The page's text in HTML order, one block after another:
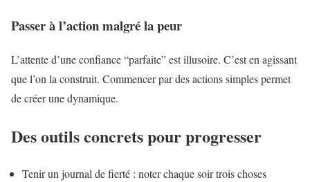
Passer à l’action malgré la peur
L’attente d’une confiance “parfaite” est illusoire. C’est en agissant
que l’on la construit. Commencer par des actions simples permet
de créer une dynamique.
Des outils concrets pour progresser
Tenir un journal de fierté : noter chaque soir trois choses